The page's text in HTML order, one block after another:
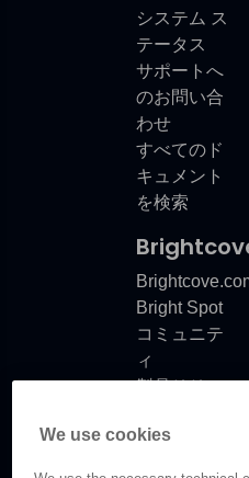
システム ス
テータス
サポートへ
のお問い合
わせ
すべてのド
キュメント
を検索
Bright Spot
コミュニテ
ィ
製品リリー
ドキュメン
We use cookies